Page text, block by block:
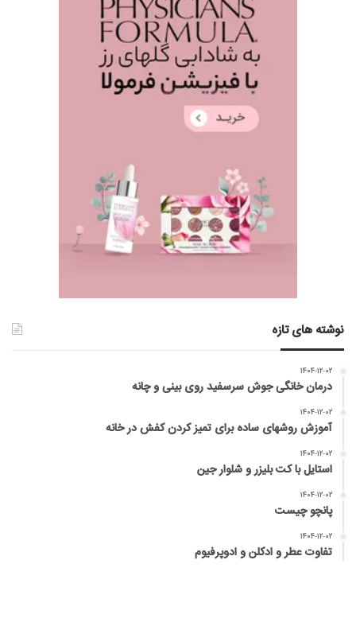
نوشته های تازه
۱۴۰۴-۱۲-۰۲
درمان خانگی جوش سرسفید روی بینی و چانه
۱۴۰۴-۱۲-۰۲
آموزش روشهای ساده برای تمیز کردن کفش در خانه
۱۴۰۴-۱۲-۰۲
استایل با کت بلیزر و شلوار جین
۱۴۰۴-۱۲-۰۲
پانچو چیست
۱۴۰۴-۱۲-۰۲
تفاوت عطر و ادکلن و ادوپرفیوم